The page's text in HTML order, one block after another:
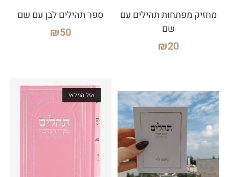
מחזיק מפתחות תהילים עם
שם
₪20
ספר תהילים לבן עם שם
₪50
אזל המלאי